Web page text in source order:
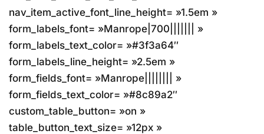
nav_item_active_font_line_height= »1.5em »
form_labels_font= »Manrope|700||||||| »
form_labels_text_color= »#3f3a64″
form_labels_line_height= »2.5em »
form_fields_font= »Manrope|||||||| »
form_fields_text_color= »#8c89a2″
custom_table_button= »on »
table_button_text_size= »12px »